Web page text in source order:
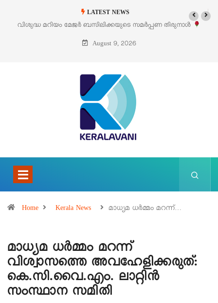
LATEST NEWS
തിരുനാൾ
‘പെറ്റൽസ്’ ലൈഫ് സ്റ്റൈൽ എക്സിബിഷനും
August 9, 2026
Home Kerala News മാധ്യമ ധർമ്മം മറന്ന്…
മാധ്യമ ധർമ്മം മറന്ന്
വിശ്വാസത്തെ അവഹേളിക്കരുത്:
കെ.സി.വൈ.എം. ലാറ്റിൻ
സംസ്ഥാന സമിതി